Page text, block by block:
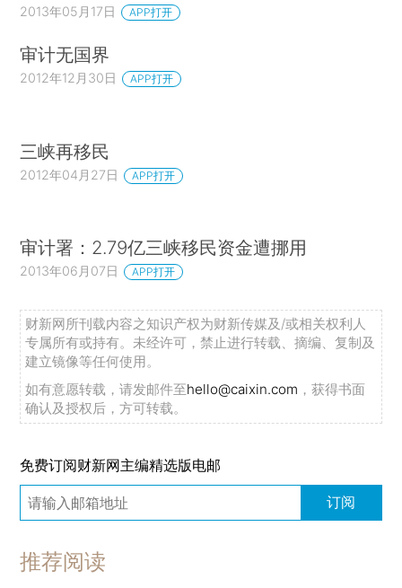
2013年05月17日 APP打开
审计无国界
2012年12月30日 APP打开
三峡再移民
2012年04月27日 APP打开
审计署：2.79亿三峡移民资金遭挪用
2013年06月07日 APP打开
财新网所刊载内容之知识产权为财新传媒及/或相关权利人
专属所有或持有。未经许可，禁止进行转载、摘编、复制及
建立镜像等任何使用。
如有意愿转载，请发邮件至hello@caixin.com ，获得书面
确认及授权后，方可转载。
免费订阅财新网主编精选版电邮
订阅
推荐阅读